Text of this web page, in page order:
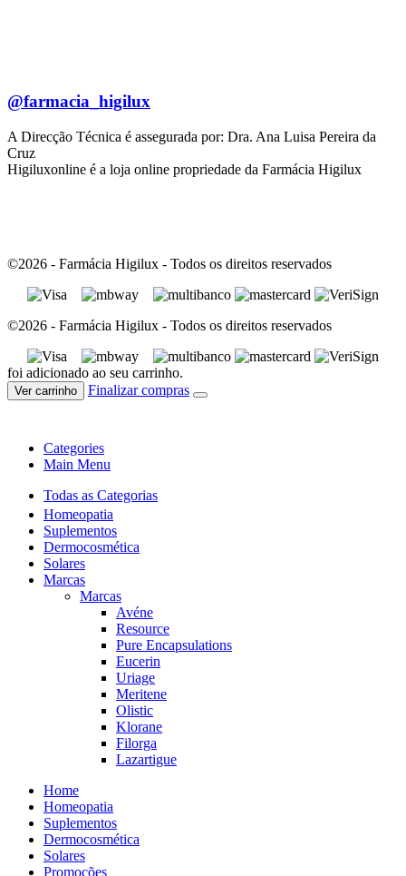
@farmacia_higilux
A Direcção Técnica é assegurada por: Dra. Ana Luisa Pereira da
Cruz
Higiluxonline é a loja online propriedade da Farmácia Higilux
©2026 - Farmácia Higilux - Todos os direitos reservados
©2026 - Farmácia Higilux - Todos os direitos reservados
foi adicionado ao seu carrinho.
Ver carrinho Finalizar compras
Categories
Main Menu
Todas as Categorias
Homeopatia
Suplementos
Dermocosmética
Solares
Marcas
Marcas
Avéne
Resource
Pure Encapsulations
Eucerin
Uriage
Meritene
Olistic
Klorane
Filorga
Lazartigue
Home
Homeopatia
Suplementos
Dermocosmética
Solares
Promoções